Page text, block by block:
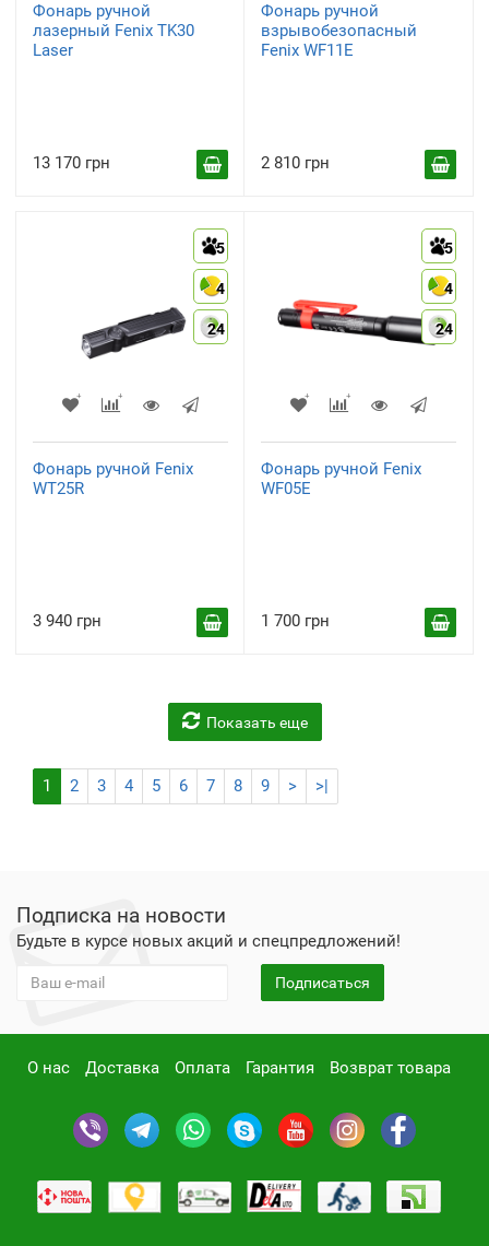
Фонарь ручной
лазерный Fenix TK30
Laser
13 170 грн
Фонарь ручной
взрывобезопасный
Fenix WF11E
2 810 грн
5
4
24
Фонарь ручной Fenix
WT25R
3 940 грн
5
4
24
Фонарь ручной Fenix
WF05E
1 700 грн
Показать еще
1 2 3 4 5 6 7 8 9 > >|
Подписка на новости
Будьте в курсе новых акций и спецпредложений!
Подписаться
О нас Доставка Оплата Гарантия Возврат товара